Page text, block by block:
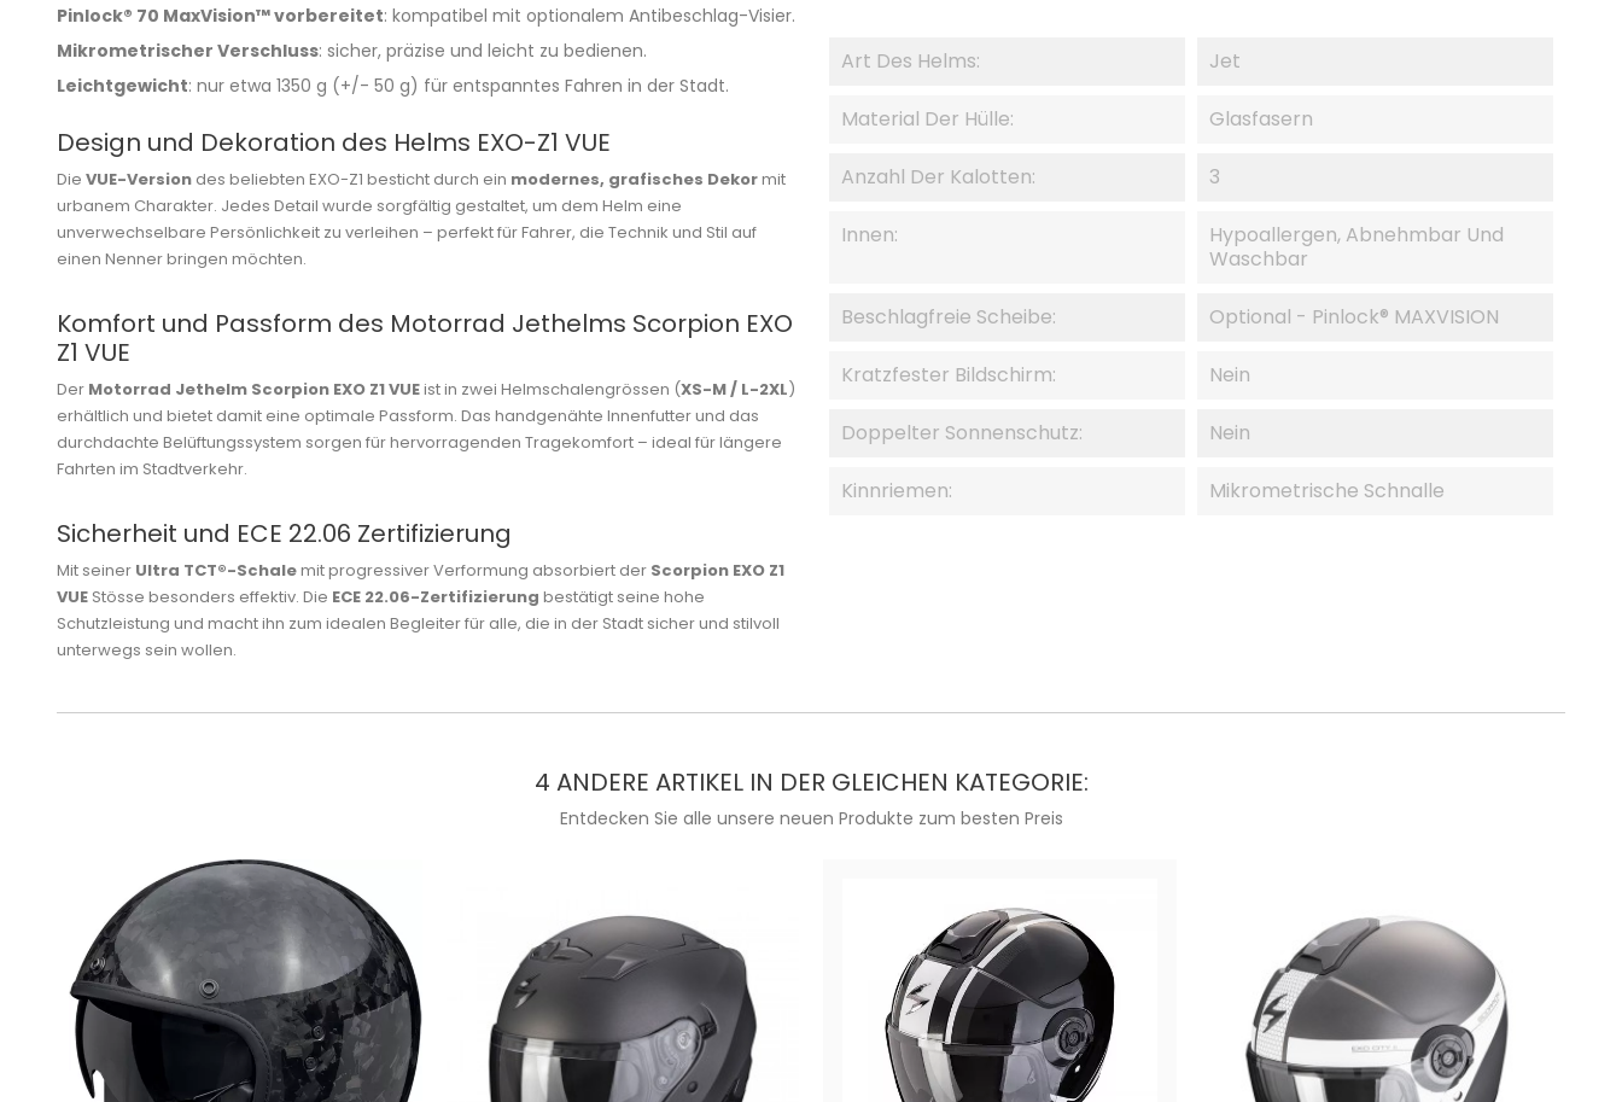
Pinlock® 70 MaxVision™ vorbereitet: kompatibel mit optionalem Antibeschlag-Visier.
Mikrometrischer Verschluss: sicher, präzise und leicht zu bedienen.
Leichtgewicht: nur etwa 1350 g (+/- 50 g) für entspanntes Fahren in der Stadt.
Design und Dekoration des Helms EXO-Z1 VUE
Die VUE-Version des beliebten EXO-Z1 besticht durch ein modernes, grafisches Dekormit
urbanem Charakter. Jedes Detail wurde sorgfältig gestaltet, um dem Helm eine
unverwechselbare Persönlichkeit zu verleihen – perfekt für Fahrer, die Technik und Stil auf
einen Nenner bringen möchten.
Komfort und Passform des Motorrad Jethelms Scorpion EXO
Z1 VUE
Der Motorrad Jethelm Scorpion EXO Z1 VUEist in zwei Helmschalengrössen (XS-M / L-2XL)
erhältlich und bietet damit eine optimale Passform. Das handgenähte Innenfutter und das
durchdachte Belüftungssystem sorgen für hervorragenden Tragekomfort – ideal für längere
Fahrten im Stadtverkehr.
Sicherheit und ECE 22.06 Zertifizierung
Mit seiner Ultra TCT®-Schalemit progressiver Verformung absorbiert der Scorpion EXO Z1
VUE Stösse besonders effektiv. Die ECE 22.06-Zertifizierung bestätigt seine hohe
Schutzleistung und macht ihn zum idealen Begleiter für alle, die in der Stadt sicher und stilvoll
unterwegs sein wollen.
Art Des Helms: Jet
Material Der Hülle: Glasfasern
Anzahl Der Kalotten: 3
Innen:
Hypoallergen, Abnehmbar Und
Waschbar
Beschlagfreie Scheibe: Optional - Pinlock® MAXVISION
Kratzfester Bildschirm: Nein
Doppelter Sonnenschutz: Nein
Kinnriemen: Mikrometrische Schnalle
4 ANDERE ARTIKEL IN DER GLEICHEN KATEGORIE:
Entdecken Sie alle unsere neuen Produkte zum besten Preis